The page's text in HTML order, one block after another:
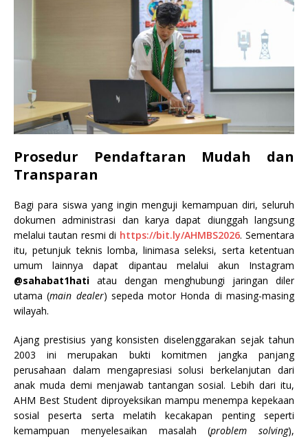
Prosedur Pendaftaran Mudah dan
Transparan
Bagi para siswa yang ingin menguji kemampuan diri, seluruh
dokumen administrasi dan karya dapat diunggah langsung
melalui tautan resmi di https://bit.ly/AHMBS2026. Sementara
itu, petunjuk teknis lomba, linimasa seleksi, serta ketentuan
umum lainnya dapat dipantau melalui akun Instagram
@sahabat1hati atau dengan menghubungi jaringan diler
utama (main dealer) sepeda motor Honda di masing-masing
wilayah.
Ajang prestisius yang konsisten diselenggarakan sejak tahun
2003 ini merupakan bukti komitmen jangka panjang
perusahaan dalam mengapresiasi solusi berkelanjutan dari
anak muda demi menjawab tantangan sosial. Lebih dari itu,
AHM Best Student diproyeksikan mampu menempa kepekaan
sosial peserta serta melatih kecakapan penting seperti
kemampuan menyelesaikan masalah (problem solving),